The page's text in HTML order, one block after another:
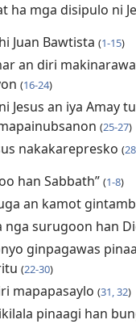
ha mga disipulo ni
Juan Bawtista (1-15)
an diri
(16-24)
Jesus an iya Amay
(25-27)
nakakarepresko (
han Sabbath” (1-8)
an kamot
nga surugoon han
ginpagawas
(22-30)
mapapasaylo (31, 32)
pinaagi han